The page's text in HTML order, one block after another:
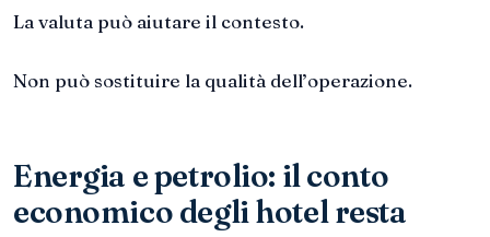
La valuta può aiutare il contesto.
Non può sostituire la qualità dell’operazione.
Energia e petrolio: il conto
economico degli hotel resta